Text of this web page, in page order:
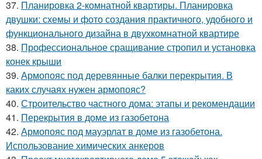
37. Планировка 2-комнатной квартиры. Планировка
двушки: схемы и фото создания практичного, удобного и
функционального дизайна в двухкомнатной квартире
38. Профессиональное сращивание стропил и установка
конек крыши
39. Армопояс под деревянные балки перекрытия. В
каких случаях нужен армопояс?
40. Строительство частного дома: этапы и рекомендации
41. Перекрытия в доме из газобетона
42. Армопояс под мауэрлат в доме из газобетона.
Использование химических анкеров